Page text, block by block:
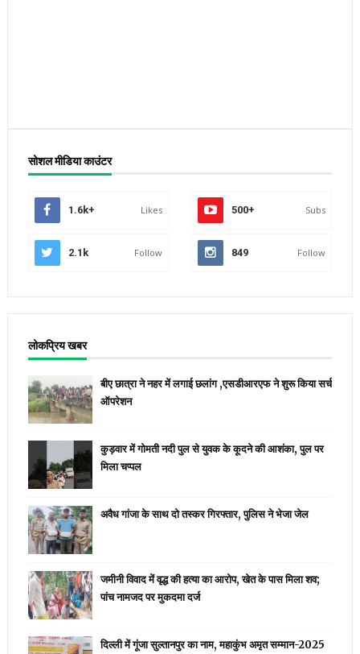
सोशल मीडिया काउंटर
1.6k+ Likes 500+ Subs
2.1k Follow 849 Follow
लोकप्रिय खबर
बीए छात्रा ने नहर में लगाई छलांग ,एसडीआरएफ ने शुरू किया सर्च
ऑपरेशन
कुड़वार में गोमती नदी पुल से युवक के कूदने की आशंका, पुल पर
मिला चप्पल
अवैध गांजा के साथ दो तस्कर गिरफ्तार, पुलिस ने भेजा जेल
जमीनी विवाद में वृद्ध की हत्या का आरोप, खेत के पास मिला शव;
पांच नामजद पर मुकदमा दर्ज
दिल्ली में गूंजा सुल्तानपुर का नाम, महाकुंभ अमृत सम्मान-2025